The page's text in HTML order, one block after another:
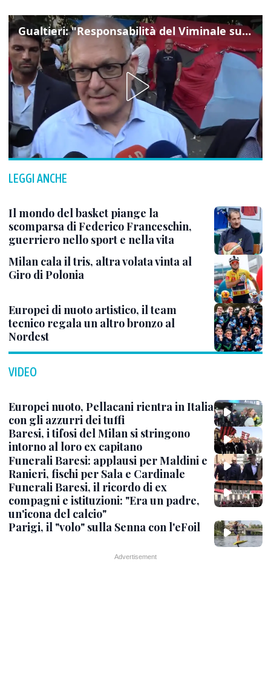
Gualtieri: "Responsabilità del Viminale su Spin Time? La posizione dei partiti è nota"
LEGGI ANCHE
Il mondo del basket piange la
scomparsa di Federico Franceschin,
guerriero nello sport e nella vita
Milan cala il tris, altra volata vinta al
Giro di Polonia
Europei di nuoto artistico, il team
tecnico regala un altro bronzo al
Nordest
VIDEO
Europei nuoto, Pellacani rientra in Italia
con gli azzurri dei tuffi
Baresi, i tifosi del Milan si stringono
intorno al loro ex capitano
Funerali Baresi: applausi per Maldini e
Ranieri, fischi per Sala e Cardinale
Funerali Baresi, il ricordo di ex
compagni e istituzioni: "Era un padre,
un'icona del calcio"
Parigi, il "volo" sulla Senna con l'eFoil